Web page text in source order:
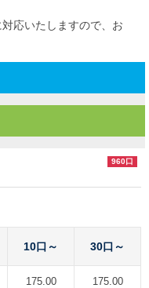
応いたしますので、お
960口
10口～ 30口～
175.00 175.00